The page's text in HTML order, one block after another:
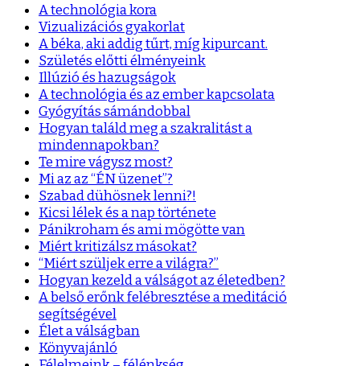
A technológia kora
Vizualizációs gyakorlat
A béka, aki addig tűrt, míg kipurcant.
Születés előtti élményeink
Illúzió és hazugságok
A technológia és az ember kapcsolata
Gyógyítás sámándobbal
Hogyan találd meg a szakralitást a
mindennapokban?
Te mire vágysz most?
Mi az az “ÉN üzenet”?
Szabad dühösnek lenni?!
Kicsi lélek és a nap története
Pánikroham és ami mögötte van
Miért kritizálsz másokat?
“Miért szüljek erre a világra?”
Hogyan kezeld a válságot az életedben?
A belső erőnk felébresztése a meditáció
segítségével
Élet a válságban
Könyvajánló